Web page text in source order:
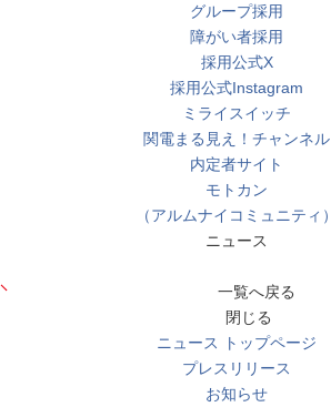
グループ採用
障がい者採用
採用公式X
採用公式Instagram
ミライスイッチ
関電まる見え！チャンネル
内定者サイト
モトカン
（アルムナイコミュニティ）
ニュース
一覧へ戻る
閉じる
ニュース トップページ
プレスリリース
お知らせ